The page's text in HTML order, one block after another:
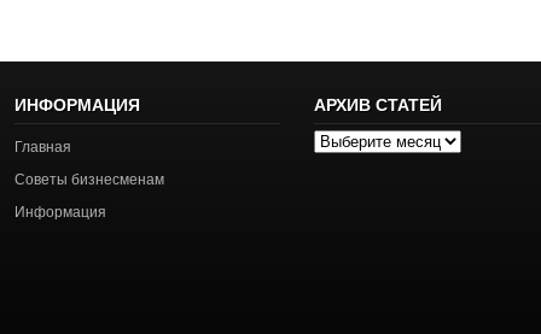
ИНФОРМАЦИЯ
Главная
Советы бизнесменам
Информация
АРХИВ СТАТЕЙ
Архив